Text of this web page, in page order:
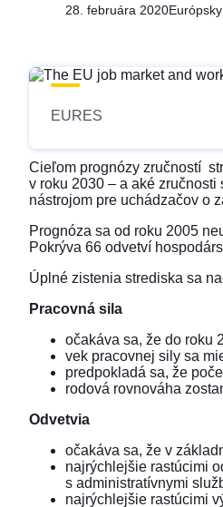
28. februára 2020
EURES
Cieľom prognózy zručností
v roku 2030 – a aké
nástrojom pre uchádzačov o
Prognóza sa od roku 2005
Pokrýva 66 odvetví
Úplné zistenia strediska sa
Pracovná sila
očakáva sa, že do roku
vek pracovnej sily sa
predpokladá sa, že
rodová rovnováha
Odvetvia
očakáva sa, že v
najrýchlejšie rastúcimi
s administratívnymi
najrýchlejšie rastúcimi